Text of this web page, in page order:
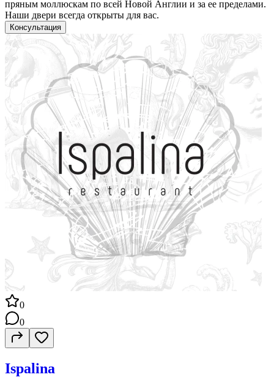
пряным моллюскам по всей Новой Англии и за ее пределами.
Наши двери всегда открыты для вас.
Консультация
0
0
Ispalina